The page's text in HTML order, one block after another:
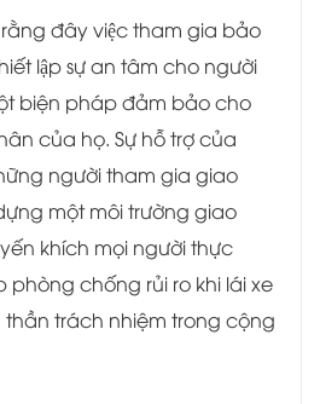
đây việc tham gia bảo
lập sự an tâm cho người
biện pháp đảm bảo cho
của họ. Sự hỗ trợ của
người tham gia giao
một môi trường giao
khích mọi người thực
chống rủi ro khi lái xe
trách nhiệm trong cộng